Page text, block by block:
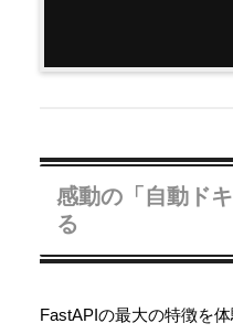
感動の「自動ド
る
FastAPIの最大の特徴を